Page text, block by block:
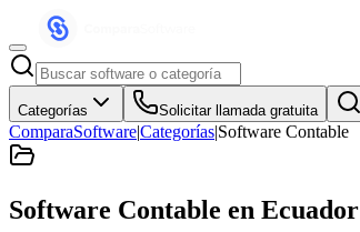
Categorías Solicitar llamada gratuita
ComparaSoftware|Categorías|Software Contable
Software Contable en Ecuador